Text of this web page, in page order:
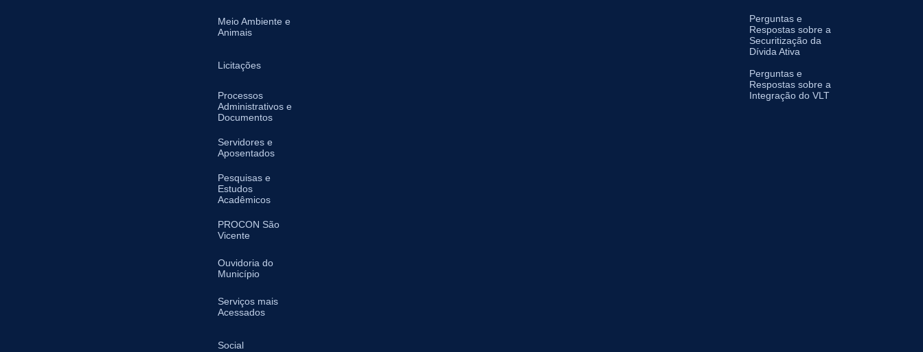
Meio Ambiente e
Animais
Licitações
Processos
Administrativos e
Documentos
Servidores e
Aposentados
Pesquisas e
Estudos
Acadêmicos
PROCON São
Vicente
Ouvidoria do
Município
Serviços mais
Acessados
Social
Perguntas e
Respostas sobre a
Securitização da
Dívida Ativa
Perguntas e
Respostas sobre a
Integração do VLT